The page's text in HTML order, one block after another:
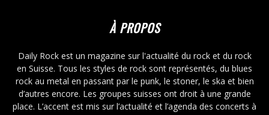
À PROPOS
Daily Rock est un magazine sur l'actualité du rock et du rock
en Suisse. Tous les styles de rock sont représentés, du blues
rock au metal en passant par le punk, le stoner, le ska et bien
d’autres encore. Les groupes suisses ont droit à une grande
place. L’accent est mis sur l’actualité et l’agenda des concerts à